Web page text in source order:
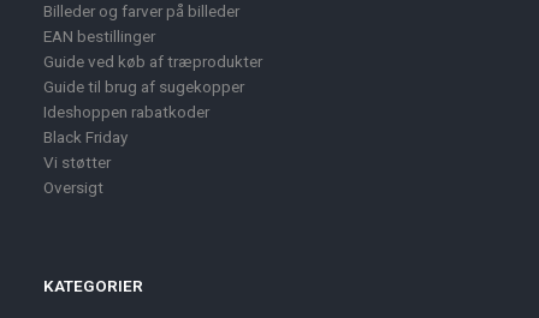
Billeder og farver på billeder
EAN bestillinger
Guide ved køb af træprodukter
Guide til brug af sugekopper
Ideshoppen rabatkoder
Black Friday
Vi støtter
Oversigt
KATEGORIER